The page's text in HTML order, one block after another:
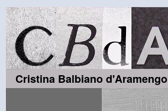
Cristina Balbiano d'Aramengo